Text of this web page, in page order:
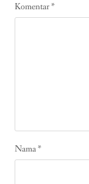
Komentar*
Nama*